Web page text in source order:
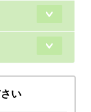
い